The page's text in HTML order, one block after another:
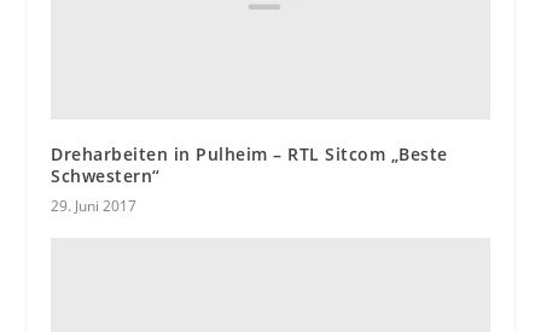
Dreharbeiten in Pulheim – RTL Sitcom „Beste
Schwestern“
29. Juni 2017